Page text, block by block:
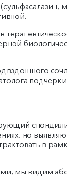
но
в
мы видим